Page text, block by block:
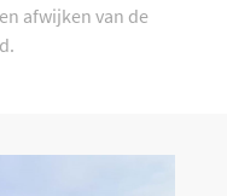
afwijken van de